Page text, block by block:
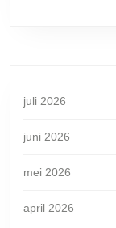
juli 2026
juni 2026
mei 2026
april 2026